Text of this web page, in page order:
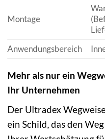
Montage
Anwendungsbereich
Mehr als nur ein
Ihr Unternehmen
Der Ultradex
ein Schild, das den